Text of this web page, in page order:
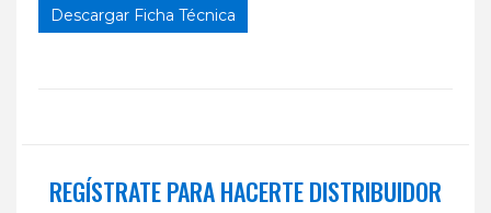
Descargar Ficha Técnica
REGÍSTRATE PARA HACERTE DISTRIBUIDOR